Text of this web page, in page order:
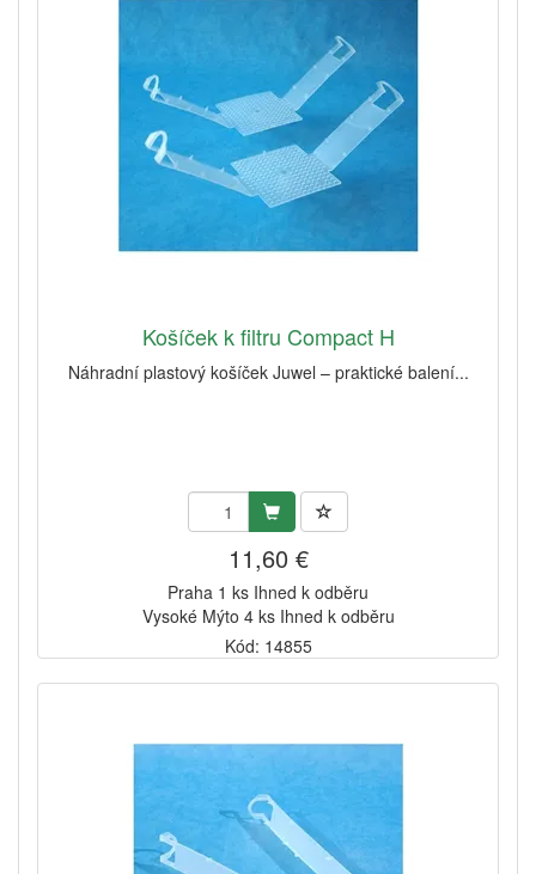
Košíček k filtru Compact H
Náhradní plastový košíček Juwel – praktické balení...
11,60 €
Praha 1 ks Ihned k odběru
Vysoké Mýto 4 ks Ihned k odběru
Kód: 14855